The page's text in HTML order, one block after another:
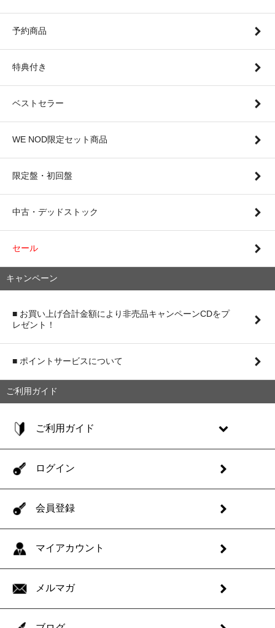
予約商品
特典付き
ベストセラー
WE NOD限定セット商品
限定盤・初回盤
中古・デッドストック
セール
キャンペーン
■ お買い上げ合計金額により非売品キャンペーンCDをプ
レゼント！
■ ポイントサービスについて
ご利用ガイド
ご利用ガイド
ログイン
会員登録
マイアカウント
メルマガ